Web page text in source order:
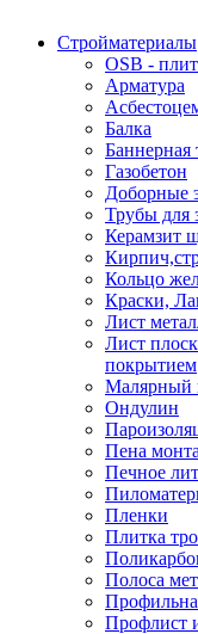
Стройматериалы
OSB -
Арматура
Балка
Баннерная
Газобетон
Доборные
Трубы для
Керамзит
Кольцо
Краски,
Лист
Лист
покрытием
Малярный
Ондулин
Пена
Печное
Пленки
Плитка
Полоса
Профлист